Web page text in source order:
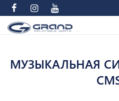
МУЗЫКАЛЬНАЯ